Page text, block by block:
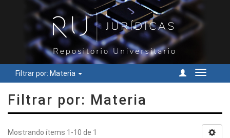
Filtrar por: Materia
Cambiar
Filtrar por: Materia
Mostrando ítems 1-10 de 1